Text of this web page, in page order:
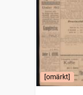
[omärkt]